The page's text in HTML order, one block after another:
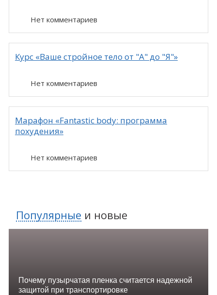
Нет комментариев
Курс «Ваше стройное тело от "А" до "Я"»
Нет комментариев
Марафон «Fantastic body: программа
похудения»
Нет комментариев
Популярные и новые
Почему пузырчатая пленка считается надежной
защитой при транспортировке